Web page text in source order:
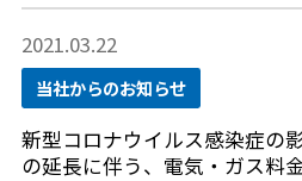
2021.03.22
当社からのお知らせ
新型コロナウイルス感染症の
の延長に伴う、電気・ガス料